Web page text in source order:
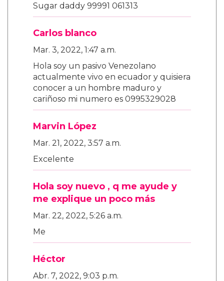
Sugar daddy 99991 061313
Carlos blanco
Mar. 3, 2022, 1:47 a.m.
Hola soy un pasivo Venezolano
actualmente vivo en ecuador y quisiera
conocer a un hombre maduro y
cariñoso mi numero es 0995329028
Marvin López
Mar. 21, 2022, 3:57 a.m.
Excelente
Hola soy nuevo , q me ayude y
me explique un poco más
Mar. 22, 2022, 5:26 a.m.
Me
Héctor
Abr. 7, 2022, 9:03 p.m.